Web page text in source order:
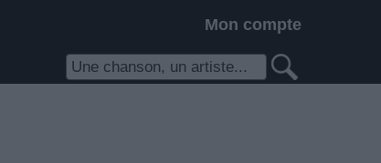
Mon compte